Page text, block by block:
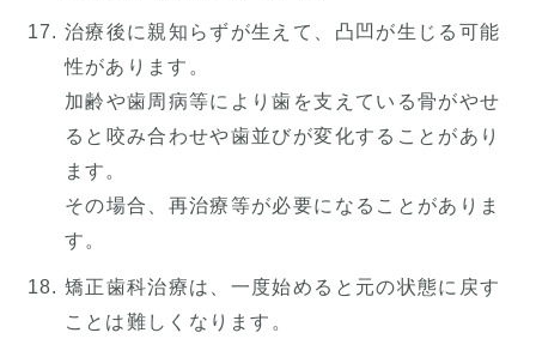
治療後に親知らずが生えて、凸凹が生じる可能
性があります。
加齢や歯周病等により歯を支えている骨がやせ
ると咬み合わせや歯並びが変化することがあり
ます。
その場合、再治療等が必要になることがありま
す。
矯正歯科治療は、一度始めると元の状態に戻す
ことは難しくなります。